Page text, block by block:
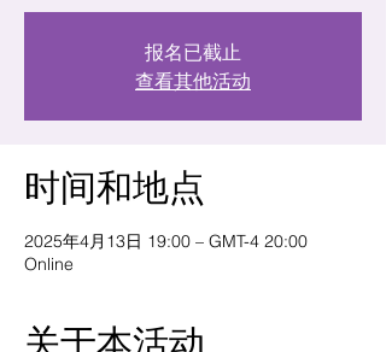
报名已截止
查看其他活动
时间和地点
2025年4月13日 19:00 – GMT-4 20:00
Online
关于本活动